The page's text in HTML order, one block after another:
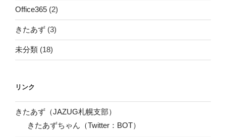
Office365 (2)
きたあず (3)
未分類 (18)
リンク
きたあず（JAZUG札幌支部）
きたあずちゃん（Twitter：BOT）